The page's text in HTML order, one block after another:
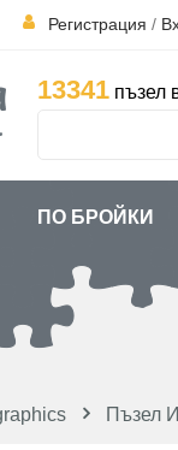
Регистрация /
13341 пъзел
ПО БРОЙКИ
Пъзел